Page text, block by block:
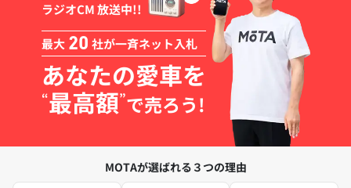
ラジオCM 放送中!!
最大 20 社が一斉ネット入札
あなたの愛車を
“最高額”で売ろう!
MOTAが選ばれる３つの理由